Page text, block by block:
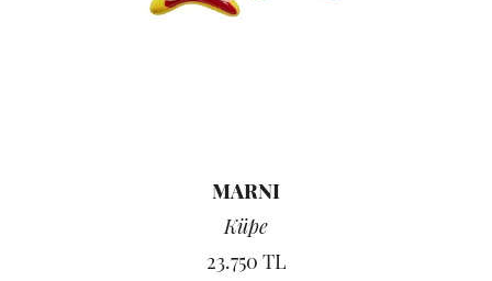
MARNI
Küpe
23.750 TL